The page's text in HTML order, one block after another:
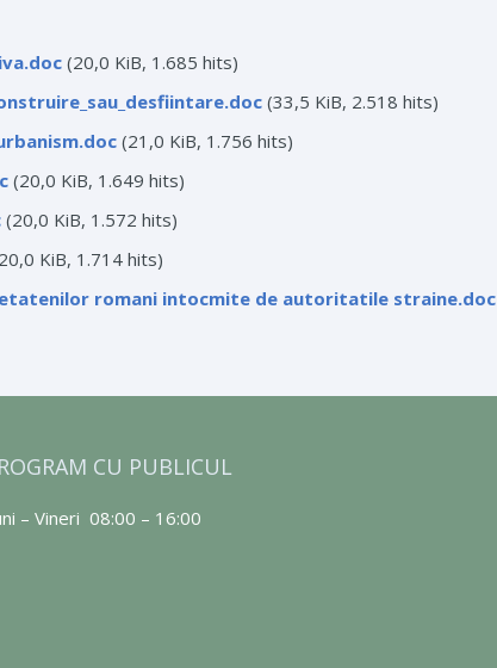
(20,0 KiB, 1.685 hits)
(33,5 KiB, 2.518 hits)
(21,0 KiB, 1.756 hits)
(20,0 KiB, 1.649 hits)
(20,0 KiB, 1.572 hits)
KiB, 1.714 hits)
romani intocmite de autoritatile straine.doc
CU PUBLICUL
– Vineri 08:00 – 16:00